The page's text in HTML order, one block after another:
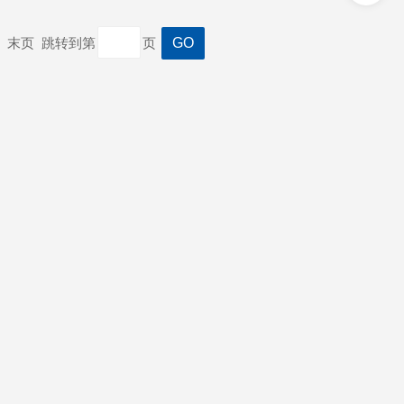
末页 跳转到第 页